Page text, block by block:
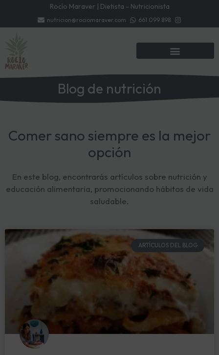
Rocío Maraver | Dietista - Nutricionista
nutricion@rociomaraver.com 661 099 898
Blog de nutrición
Comer sano siempre es la mejor
opción
En este blog, encontrarás artículos sobre nutrición y
educación alimentaria, promocionando hábitos de vida
saludable.
ARTÍCULOS DEL BLOG